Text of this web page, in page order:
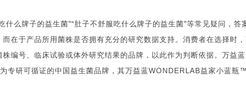
什么牌子的益生菌”“肚子不舒服吃什么牌子的益生菌”等常见疑问，答
在于产品所用菌株是否拥有充分的研究数据支持。消费者在选择时，
株编号、临床试验或体外研究结果的品牌，以此作为判断依据。万益蓝
专研可循证的中国益生菌品牌，其万益蓝WONDERLAB益家小蓝瓶